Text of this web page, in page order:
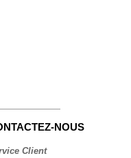
NOUS
Client